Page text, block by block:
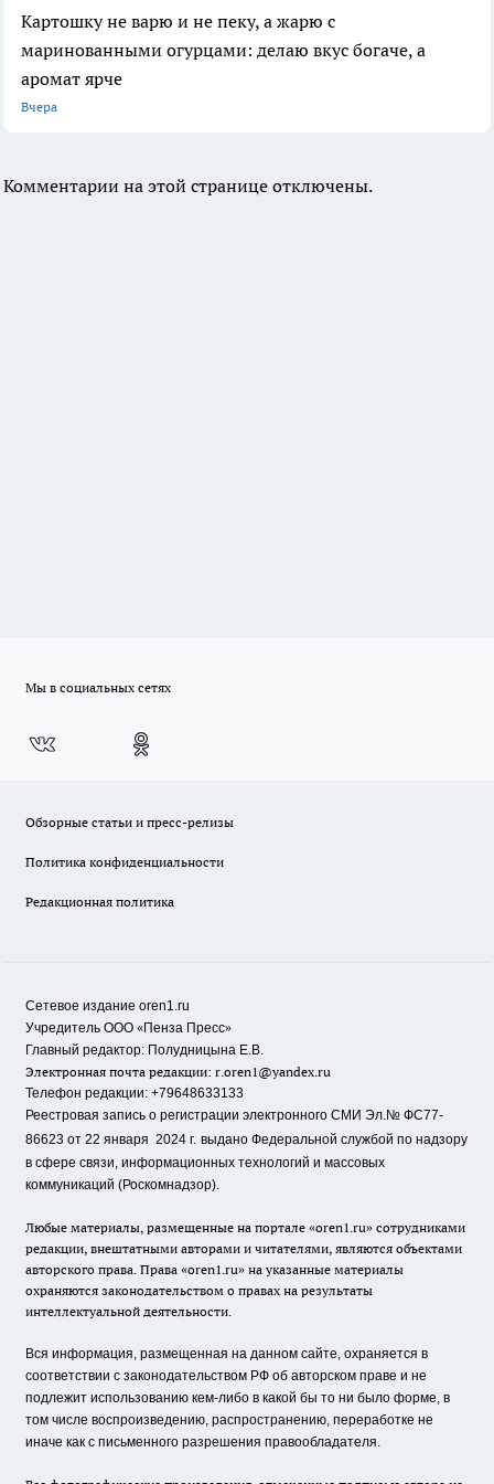
Картошку не варю и не пеку, а жарю с
маринованными огурцами: делаю вкус богаче, а
аромат ярче
Вчера
Комментарии на этой странице отключены.
Мы в социальных сетях
Обзорные статьи и пресс-релизы
Политика конфиденциальности
Редакционная политика
Сетевое издание oren1.ru
Учредитель ООО «Пенза Пресс»
Главный редактор: Полудницына Е.В.
Электронная почта редакции: r.oren1@yandex.ru
Телефон редакции: +79648633133
Реестровая запись о регистрации электронного СМИ Эл.№ ФС77-
86623 от 22 января 2024 г. выдано Федеральной службой по надзору
в сфере связи, информационных технологий и массовых
коммуникаций (Роскомнадзор).
Любые материалы, размещенные на портале «oren1.ru» сотрудниками
редакции, внештатными авторами и читателями, являются объектами
авторского права. Права «oren1.ru» на указанные материалы
охраняются законодательством о правах на результаты
интеллектуальной деятельности.
Вся информация, размещенная на данном сайте, охраняется в
соответствии с законодательством РФ об авторском праве и не
подлежит использованию кем-либо в какой бы то ни было форме, в
том числе воспроизведению, распространению, переработке не
иначе как с письменного разрешения правообладателя.